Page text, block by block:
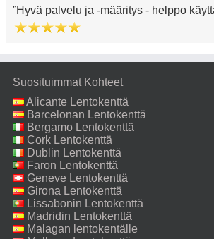
Hyvä palvelu ja -määritys - helppo
Suosituimmat Kohteet
Alicante Lentokenttä
Barcelonan Lentokenttä
Bergamo Lentokenttä
Cork Lentokenttä
Dublin Lentokenttä
Faron Lentokenttä
Geneve Lentokenttä
Girona Lentokenttä
Lissabonin Lentokenttä
Madridin Lentokenttä
Malagan lentokentälle